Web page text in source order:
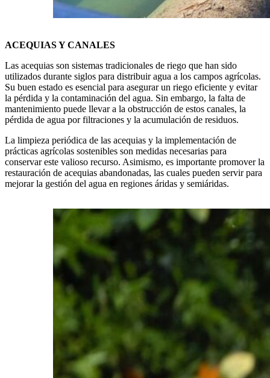
ACEQUIAS Y CANALES
Las acequias son sistemas tradicionales de riego que han sido
utilizados durante siglos para distribuir agua a los campos agrícolas.
Su buen estado es esencial para asegurar un riego eficiente y evitar
la pérdida y la contaminación del agua. Sin embargo, la falta de
mantenimiento puede llevar a la obstrucción de estos canales, la
pérdida de agua por filtraciones y la acumulación de residuos.
La limpieza periódica de las acequias y la implementación de
prácticas agrícolas sostenibles son medidas necesarias para
conservar este valioso recurso. Asimismo, es importante promover la
restauración de acequias abandonadas, las cuales pueden servir para
mejorar la gestión del agua en regiones áridas y semiáridas.